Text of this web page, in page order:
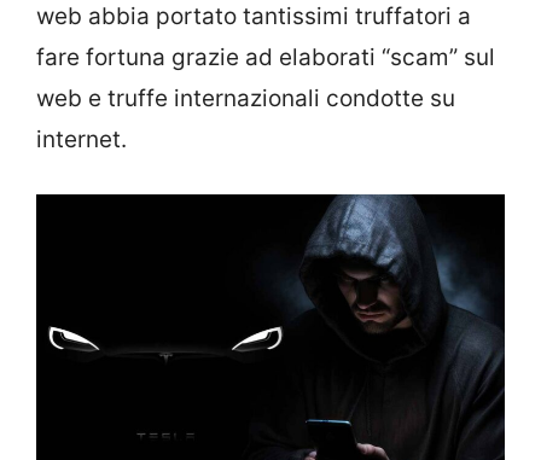
web abbia portato tantissimi truffatori a
fare fortuna grazie ad elaborati “scam” sul
web e truffe internazionali condotte su
internet.